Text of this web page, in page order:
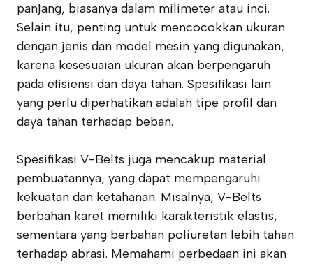
panjang, biasanya dalam milimeter atau inci.
Selain itu, penting untuk mencocokkan ukuran
dengan jenis dan model mesin yang digunakan,
karena kesesuaian ukuran akan berpengaruh
pada efisiensi dan daya tahan. Spesifikasi lain
yang perlu diperhatikan adalah tipe profil dan
daya tahan terhadap beban.
Spesifikasi V-Belts juga mencakup material
pembuatannya, yang dapat mempengaruhi
kekuatan dan ketahanan. Misalnya, V-Belts
berbahan karet memiliki karakteristik elastis,
sementara yang berbahan poliuretan lebih tahan
terhadap abrasi. Memahami perbedaan ini akan